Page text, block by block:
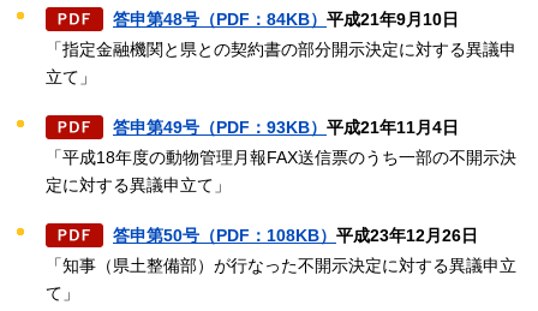
答申第48号（PDF：84KB） 平成21年9月10日
「指定金融機関と県との契約書の部分開示決定に対する異議申
立て」
答申第49号（PDF：93KB） 平成21年11月4日
「平成18年度の動物管理月報FAX送信票のうち一部の不開示決
定に対する異議申立て」
答申第50号（PDF：108KB） 平成23年12月26日
「知事（県土整備部）が行なった不開示決定に対する異議申立
て」